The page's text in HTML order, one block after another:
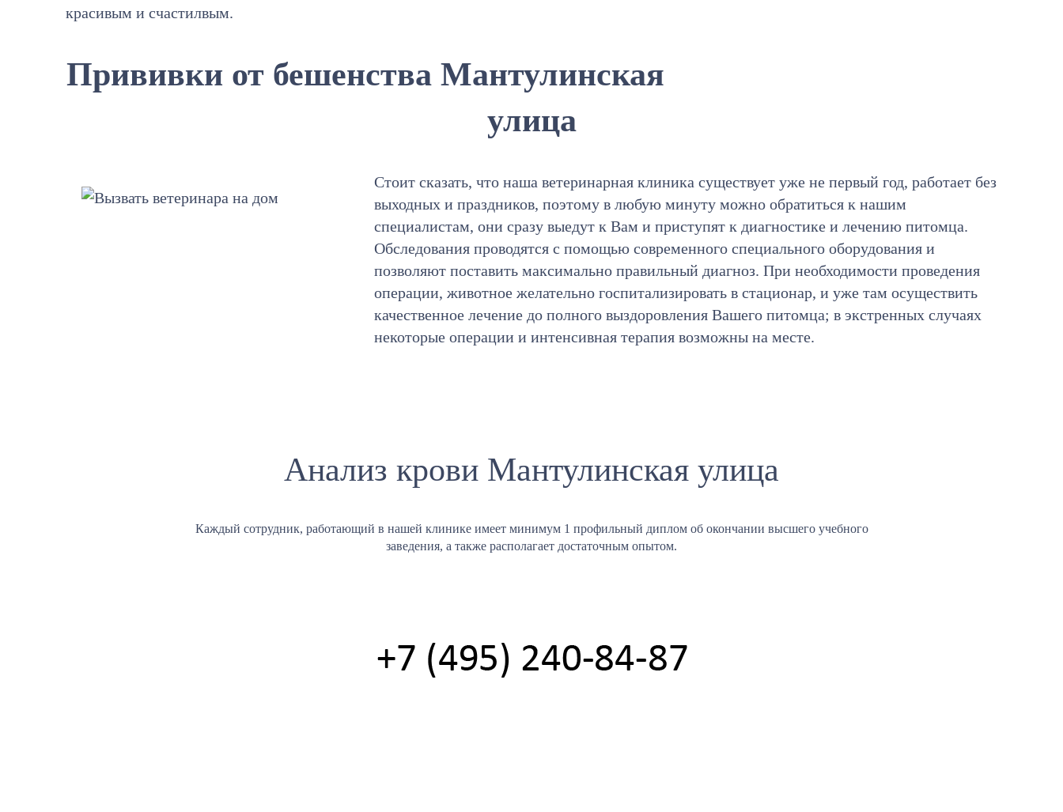
красивым и счастилвым.
Прививки от бешенства Мантулинская
улица
Стоит сказать, что наша ветеринарная клиника существует уже не первый год, работает без
выходных и праздников, поэтому в любую минуту можно обратиться к нашим
специалистам, они сразу выедут к Вам и приступят к диагностике и лечению питомца.
Обследования проводятся с помощью современного специального оборудования и
позволяют поставить максимально правильный диагноз. При необходимости проведения
операции, животное желательно госпитализировать в стационар, и уже там осуществить
качественное лечение до полного выздоровления Вашего питомца; в экстренных случаях
некоторые операции и интенсивная терапия возможны на месте.
Анализ крови Мантулинская улица
Каждый сотрудник, работающий в нашей клинике имеет минимум 1 профильный диплом об окончании высшего учебного
заведения, а также располагает достаточным опытом.